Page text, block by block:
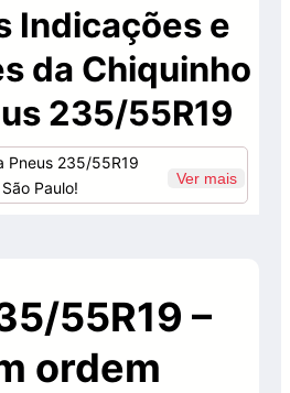
Indicações e
da Chiquinho
235/55R19
Pneus 235/55R19
Paulo!
Ver mais
55R19 –
ordem